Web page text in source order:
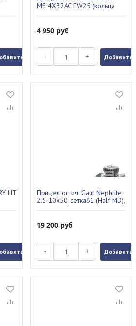
в заказ
MS 4X32AC FW25 (кольца
4 950 руб
- + Добавить
HT
в заказ
Прицел оптич. Gaut Nephrite
2.5-10x50, сетка61 (Half MD),
19 200 руб
- + Добавить